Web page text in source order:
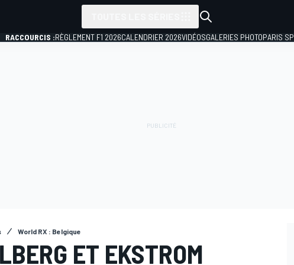
RACCOURCIS :RÈGLEMENT F1 2026CALENDRIER 2026VIDÉOSGALERIES PHOTOPARIS
World RX : Belgique
ET EKSTROM